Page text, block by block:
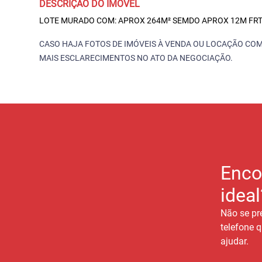
DESCRIÇÃO DO IMÓVEL
LOTE MURADO COM: APROX 264M² SEMDO APROX 12M
CASO HAJA FOTOS DE IMÓVEIS À VENDA OU LOCAÇÃO
MAIS ESCLARECIMENTOS NO ATO DA NEGOCIAÇÃO.
Não se
telefone
ajudar.